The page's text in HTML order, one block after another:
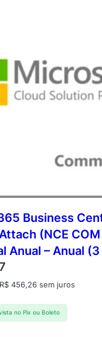
Business
(NCE
Anual – Anual
R$ 456,26 sem juros
no Pix ou Boleto